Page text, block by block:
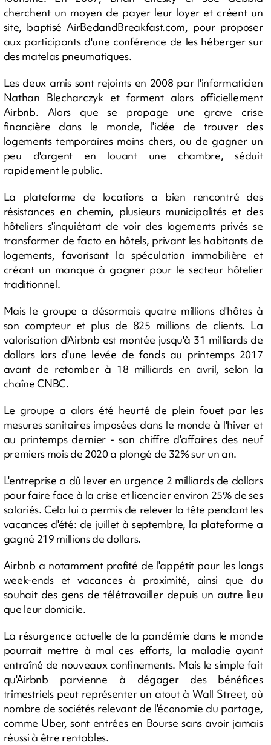
cherchent un moyen de payer leur loyer et créent un
site, baptisé AirBedandBreakfast.com, pour proposer
aux participants d'une conférence de les héberger sur
des matelas pneumatiques.
Les deux amis sont rejoints en 2008 par l'informaticien
Nathan Blecharczyk et forment alors officiellement
Airbnb. Alors que se propage une grave crise
financière dans le monde, l'idée de trouver des
logements temporaires moins chers, ou de gagner un
peu d'argent en louant une chambre, séduit
rapidement le public.
La plateforme de locations a bien rencontré des
résistances en chemin, plusieurs municipalités et des
hôteliers s'inquiétant de voir des logements privés se
transformer de facto en hôtels, privant les habitants de
logements, favorisant la spéculation immobilière et
créant un manque à gagner pour le secteur hôtelier
traditionnel.
Mais le groupe a désormais quatre millions d'hôtes à
son compteur et plus de 825 millions de clients. La
valorisation d'Airbnb est montée jusqu'à 31 milliards de
dollars lors d'une levée de fonds au printemps 2017
avant de retomber à 18 milliards en avril, selon la
chaîne CNBC.
Le groupe a alors été heurté de plein fouet par les
mesures sanitaires imposées dans le monde à l'hiver et
au printemps dernier - son chiffre d'affaires des neuf
premiers mois de 2020 a plongé de 32% sur un an.
L'entreprise a dû lever en urgence 2 milliards de dollars
pour faire face à la crise et licencier environ 25% de ses
salariés. Cela lui a permis de relever la tête pendant les
vacances d'été: de juillet à septembre, la plateforme a
gagné 219 millions de dollars.
Airbnb a notamment profité de l'appétit pour les longs
week-ends et vacances à proximité, ainsi que du
souhait des gens de télétravailler depuis un autre lieu
que leur domicile.
La résurgence actuelle de la pandémie dans le monde
pourrait mettre à mal ces efforts, la maladie ayant
entraîné de nouveaux confinements. Mais le simple fait
qu'Airbnb parvienne à dégager des bénéfices
trimestriels peut représenter un atout à Wall Street, où
nombre de sociétés relevant de l'économie du partage,
comme Uber, sont entrées en Bourse sans avoir jamais
réussi à être rentables.